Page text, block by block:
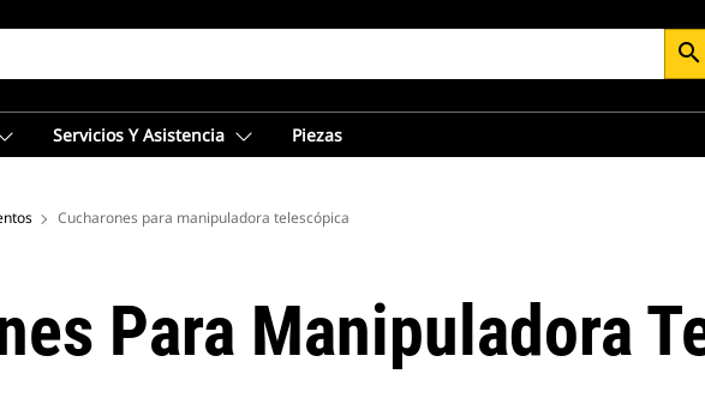
search
Servicios Y Asistencia Piezas
Cucharones para manipuladora telescópica
Para Manipuladora